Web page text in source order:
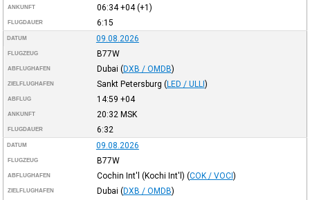
ANKUNFT 06:34+04(+1)
FLUGDAUER 6:15
DATUM 09.08.2026
FLUGZEUG B77W
ABFLUGHAFEN Dubai (DXB / OMDB)
ZIELFLUGHAFEN Sankt Petersburg (LED / ULLI)
ABFLUG 14:59 +04
ANKUNFT 20:32 MSK
FLUGDAUER 6:32
DATUM 09.08.2026
FLUGZEUG B77W
ABFLUGHAFEN Cochin Int'l (Kochi Int'l) (COK / VOCI)
ZIELFLUGHAFEN Dubai (DXB / OMDB)